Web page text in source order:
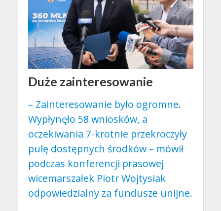
Duże zainteresowanie
– Zainteresowanie było ogromne.
Wypłynęło 58 wniosków, a
oczekiwania 7-krotnie przekroczyły
pulę dostępnych środków – mówił
podczas konferencji prasowej
wicemarszałek Piotr Wojtysiak
odpowiedzialny za fundusze unijne.